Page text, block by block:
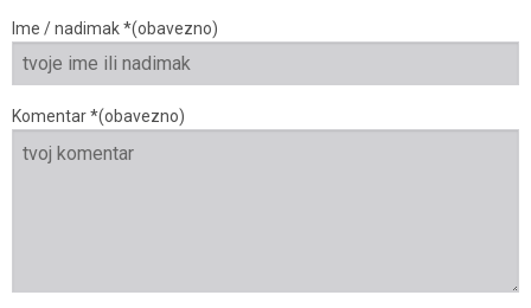
Ime / nadimak *(obavezno)
Komentar *(obavezno)